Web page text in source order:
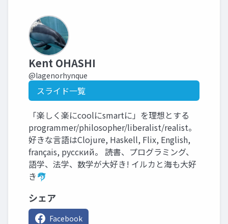
Kent OHASHI
@lagenorhynque
スライド一覧
「楽しく楽にcoolにsmartに」を理想とする
programmer/philosopher/liberalist/realist。
好きな言語はClojure, Haskell, Flix, English,
français, русский。 読書、プログラミング、
語学、法学、数学が大好き! イルカと海も大好
き🐬
シェア
Facebook